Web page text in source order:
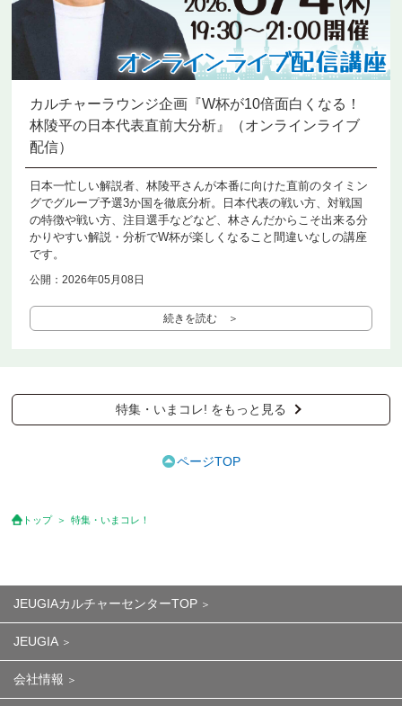
カルチャーラウンジ企画『W杯が10倍面白くなる！
林陵平の日本代表直前大分析』（オンラインライブ
配信）
日本一忙しい解説者、林陵平さんが本番に向けた直前のタイミン
グでグループ予選3か国を徹底分析。日本代表の戦い方、対戦国
の特徴や戦い方、注目選手などなど、林さんだからこそ出来る分
かりやすい解説・分析でW杯が楽しくなること間違いなしの講座
です。
公開：2026年05月08日
続きを読む ＞
特集・いまコレ! をもっと見る
ページTOP
トップ 特集・いまコレ！
JEUGIAカルチャーセンターTOP
JEUGIA
会社情報